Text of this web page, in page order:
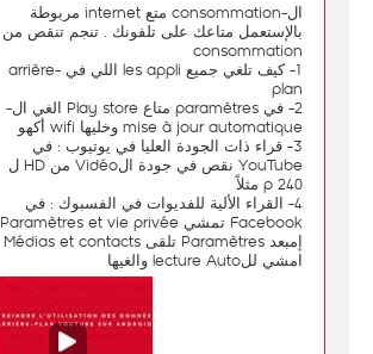
ال-consommation متع internet مربوطة
بالإستعمل متاعك على تلفونك . تنجم تنقص من
consommation
1- كيف تلغي جميع les appli اللي في arrière-
plan
2- في paramètres متاع Play store الغي ال-
mise à jour automatique وخليها wifi أكهو
3- قراء ذات الجودة العليا في يوتيوب : في
YouTube نقص في جودة الVidéo من HD ل
240 p مثلاً
4- القراء الألية للفديوات في الفسبوك : في
Facebook تمشي Paramètres et vie privée
إمبعد Paramètres تلقى Médias et contacts
امشي للlecture Auto والغيها